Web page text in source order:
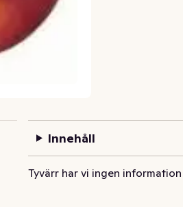
Innehåll
Tyvärr har vi ingen